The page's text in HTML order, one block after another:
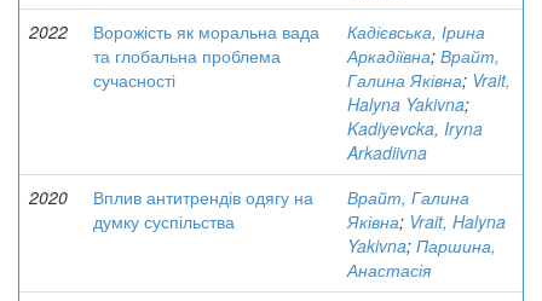
2022
Ворожість як моральна вада
та глобальна проблема
сучасності
Кадієвська, Ірина
Аркадіївна; Врайт,
Галина Яківна; Vrait,
Halyna Yakivna;
Kadiyevcka, Iryna
Arkadiivna
2020
Вплив антитрендів одягу на
думку суспільства
Врайт, Галина
Яківна; Vrait, Halyna
Yakivna; Паршина,
Анастасія